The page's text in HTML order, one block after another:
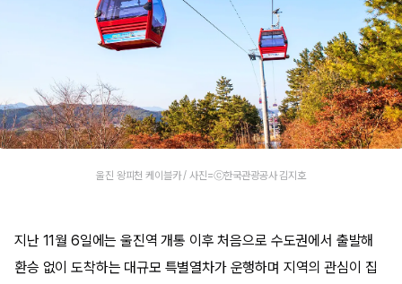
울진 왕피천 케이블카 / 사진=ⓒ한국관광공사 김지호
지난 11월 6일에는 울진역 개통 이후 처음으로 수도권에서 출발해
환승 없이 도착하는 대규모 특별열차가 운행하며 지역의 관심이 집